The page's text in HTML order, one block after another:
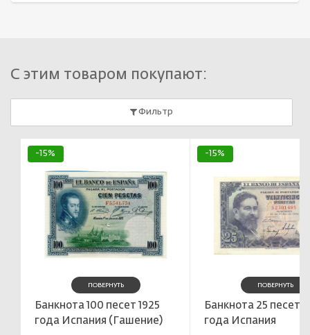
С этим товаром покупают:
Фильтр
-15%
ПОВЕРНУТЬ
Банкнота 100 песет 1925
года Испания (Гашение)
-15%
ПОВЕРНУТЬ
Банкнота 25 песет
года Испания